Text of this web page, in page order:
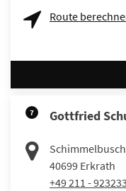
Route
7 Gottfried
40699 Erkrath
+49 211 -